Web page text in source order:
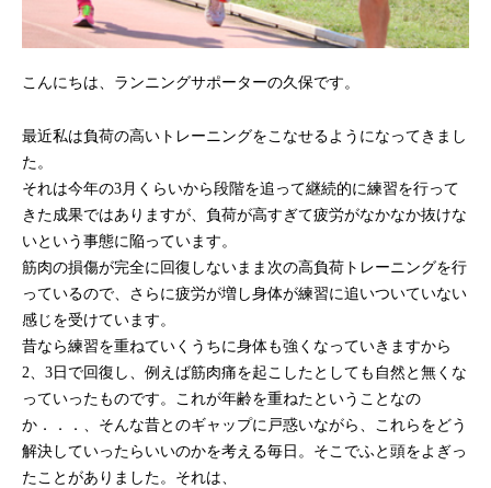
こんにちは、ランニングサポーターの久保です。
最近私は負荷の高いトレーニングをこなせるようになってきまし
た。
それは今年の3月くらいから段階を追って継続的に練習を行って
きた成果ではありますが、負荷が高すぎて疲労がなかなか抜けな
いという事態に陥っています。
筋肉の損傷が完全に回復しないまま次の高負荷トレーニングを行
っているので、さらに疲労が増し身体が練習に追いついていない
感じを受けています。
昔なら練習を重ねていくうちに身体も強くなっていきますから
2、3日で回復し、例えば筋肉痛を起こしたとしても自然と無くな
っていったものです。これが年齢を重ねたということなの
か．．．、そんな昔とのギャップに戸惑いながら、これらをどう
解決していったらいいのかを考える毎日。そこでふと頭をよぎっ
たことがありました。それは、